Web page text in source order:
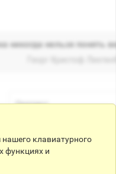
клавиатурного
функциях и